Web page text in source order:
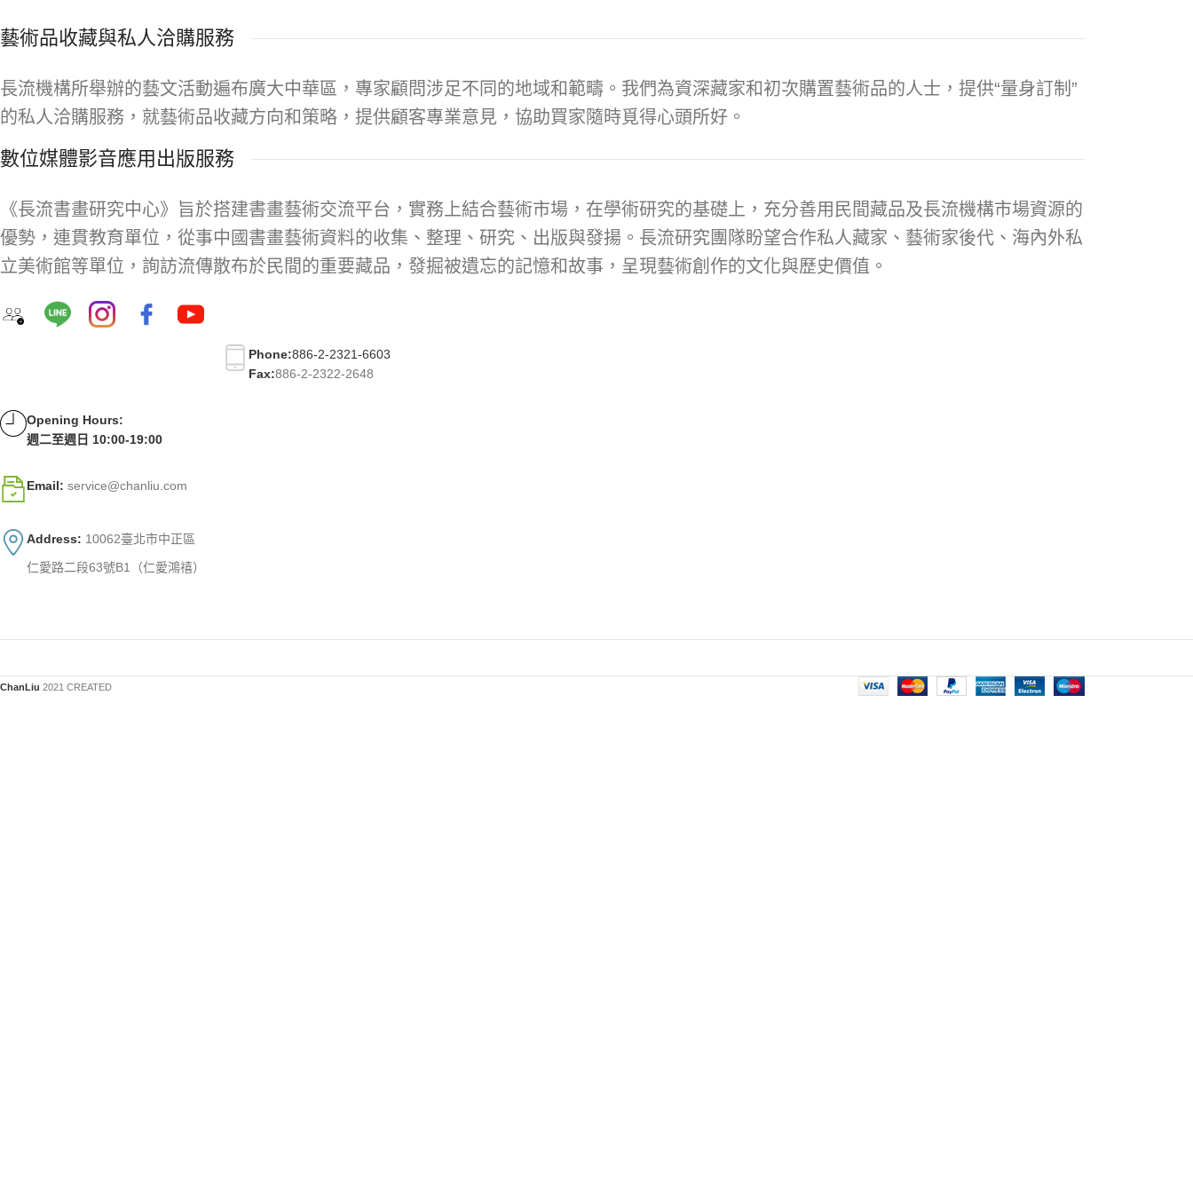
藝術品收藏與私人洽購服務
長流機構所舉辦的藝文活動遍布廣大中華區，專家顧問涉足不同的地域和範疇。我們為資深藏家和初次購置藝術品的人士，提供“量身訂制”
的私人洽購服務，就藝術品收藏方向和策略，提供顧客專業意見，協助買家隨時覓得心頭所好。
數位媒體影音應用出版服務
《長流書畫研究中心》旨於搭建書畫藝術交流平台，實務上結合藝術市場，在學術研究的基礎上，充分善用民間藏品及長流機構市場資源的
優勢，連貫教育單位，從事中國書畫藝術資料的收集、整理、研究、出版與發揚。長流研究團隊盼望合作私人藏家、藝術家後代、海內外私
立美術館等單位，詢訪流傳散布於民間的重要藏品，發掘被遺忘的記憶和故事，呈現藝術創作的文化與歷史價值。
Phone:886-2-2321-6603
Fax:886-2-2322-2648
Opening Hours:
週二至週日 10:00-19:00
Email: service@chanliu.com
Address: 10062臺北市中正區
仁愛路二段63號B1（仁愛鴻禧）
ChanLiu 2021 CREATED